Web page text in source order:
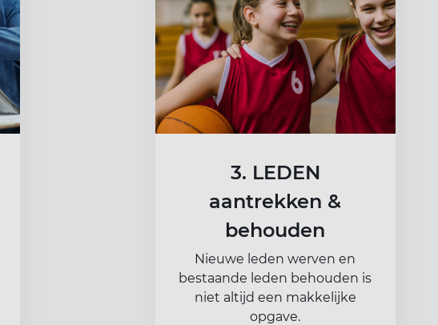
3. LEDEN
aantrekken &
behouden
Nieuwe leden werven en
bestaande leden behouden is
niet altijd een makkelijke
opgave.